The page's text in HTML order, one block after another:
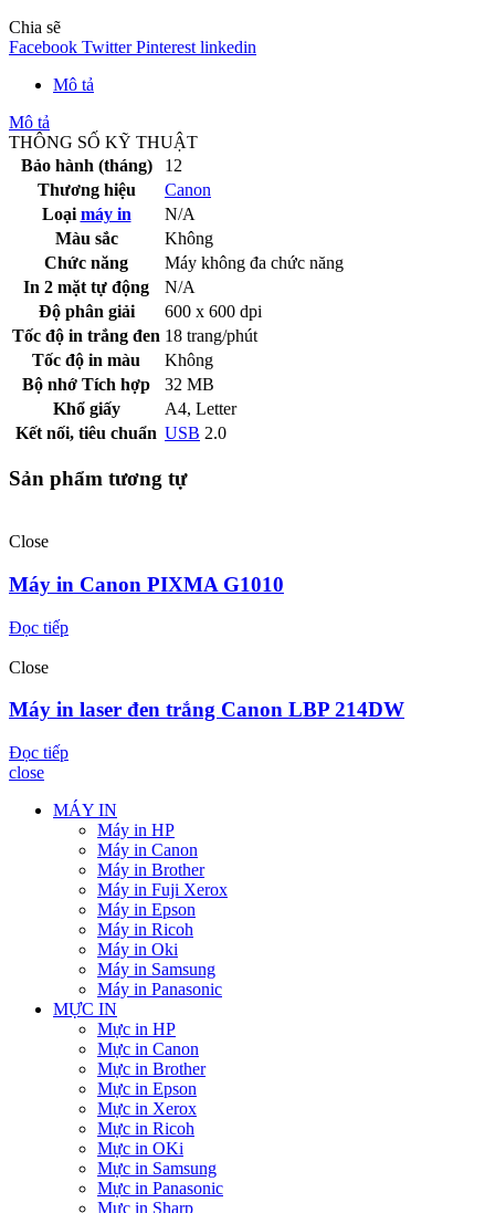
Chia sẽ
Facebook Twitter Pinterest linkedin
Mô tả
Mô tả
THÔNG SỐ KỸ THUẬT
Bảo hành (tháng)
12
Thương hiệu
Canon
Loại máy in
N/A
Màu sắc
Không
Chức năng
Máy không đa chức năng
In 2 mặt tự động
N/A
Độ phân giải
600 x 600 dpi
Tốc độ in trắng đen 18 trang/phút
Tốc độ in màu
Không
Bộ nhớ Tích hợp
32 MB
Khổ giấy
A4, Letter
Kết nối, tiêu chuẩn USB 2.0
Sản phẩm tương tự
Close
Máy in Canon PIXMA G1010
Đọc tiếp
Close
Máy in laser đen trắng Canon LBP 214DW
Đọc tiếp
close
MÁY IN
Máy in HP
Máy in Canon
Máy in Brother
Máy in Fuji Xerox
Máy in Epson
Máy in Ricoh
Máy in Oki
Máy in Samsung
Máy in Panasonic
MỰC IN
Mực in HP
Mực in Canon
Mực in Brother
Mực in Epson
Mực in Xerox
Mực in Ricoh
Mực in OKi
Mực in Samsung
Mực in Panasonic
Mực in Sharp